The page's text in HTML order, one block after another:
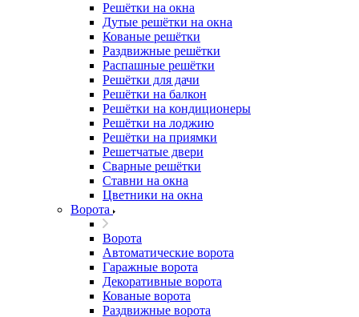
Решётки на окна
Дутые решётки на окна
Кованые решётки
Раздвижные решётки
Распашные решётки
Решётки для дачи
Решётки на балкон
Решётки на кондиционеры
Решётки на лоджию
Решётки на приямки
Решетчатые двери
Сварные решётки
Ставни на окна
Цветники на окна
Ворота
Ворота
Автоматические ворота
Гаражные ворота
Декоративные ворота
Кованые ворота
Раздвижные ворота